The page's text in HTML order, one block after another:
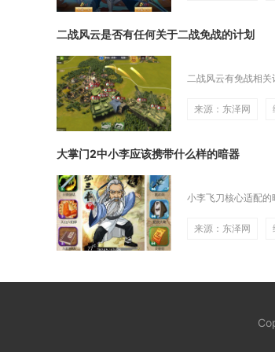
二战风云是否有任何关于二战免战的计划
二战风云有免战相
来源：东泽网
大掌门2中小李应该携带什么样的暗器
小李飞刀核心适配的
来源：东泽网